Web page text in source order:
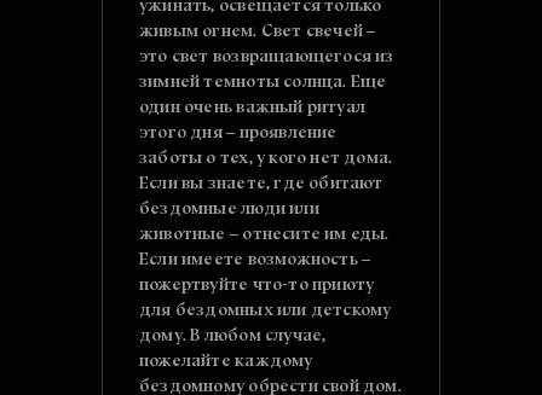
ужинать, освещается только
живым огнем. Свет свечей –
это свет возвращающегося из
зимней темноты солнца. Еще
один очень важный ритуал
этого дня – проявление
заботы о тех, у кого нет дома.
Если вы знаете, где обитают
бездомные люди или
животные – отнесите им еды.
Если имеете возможность –
пожертвуйте что-то приюту
для бездомных или детскому
дому. В любом случае,
пожелайте каждому
бездомному обрести свой дом.